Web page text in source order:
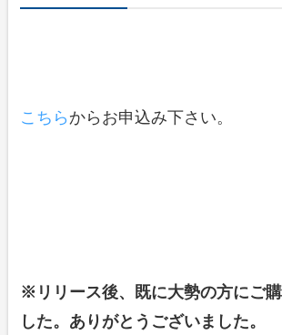
こちら からお申込み下さい。
※リリース後、既に大勢の方にご
した。ありがとうございました。